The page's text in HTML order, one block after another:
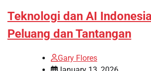
Teknologi dan AI
Peluang dan Tantangan
Gary Flores